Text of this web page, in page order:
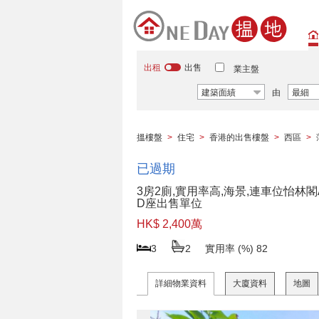
出租 出售 業主盤
建築面績 由 最細
搵樓盤 > 住宅 > 香港的出售樓盤 > 西區 >
已過期
3房2廁,實用率高,海景,連車位怡林
D座出售單位
HK$ 2,400萬
3 2 實用率 (%) 82
詳細物業資料 大廈資料 地圖